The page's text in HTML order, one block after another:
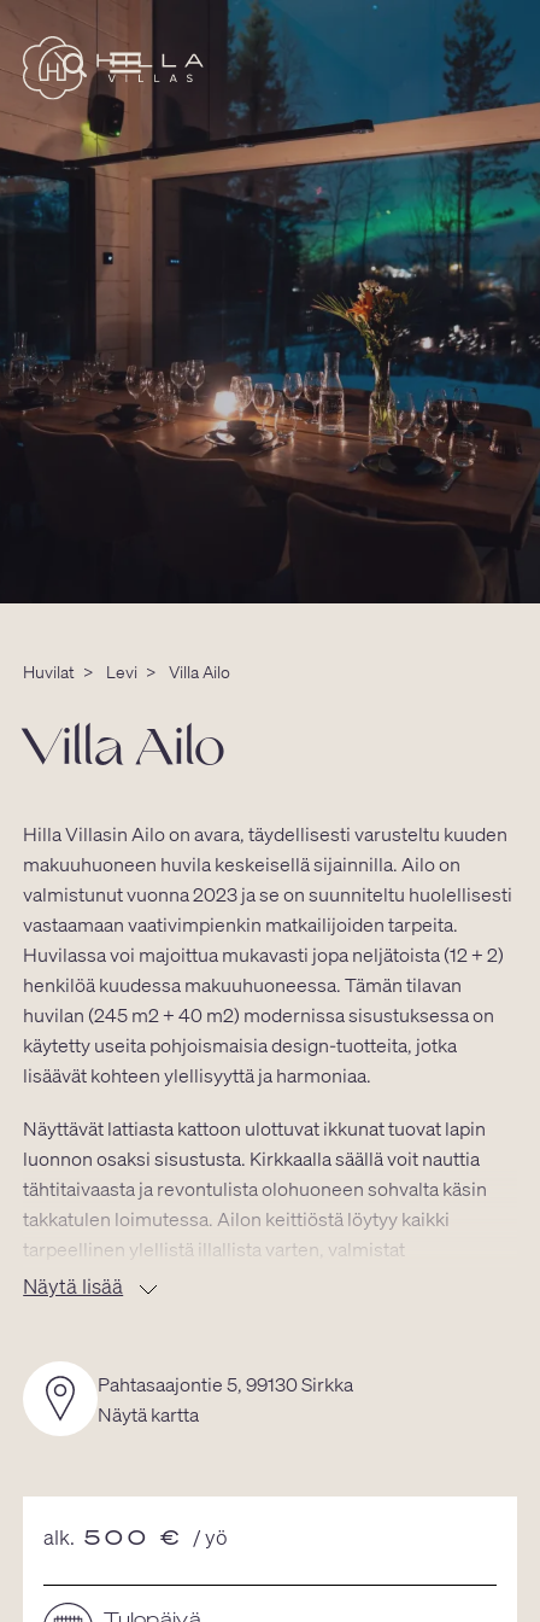
Huvilat > Levi > Villa Ailo
Villa Ailo
Hilla Villasin Ailo on avara, täydellisesti varusteltu kuuden
makuuhuoneen huvila keskeisellä sijainnilla. Ailo on
valmistunut vuonna 2023 ja se on suunniteltu huolellisesti
vastaamaan vaativimpienkin matkailijoiden tarpeita.
Huvilassa voi majoittua mukavasti jopa neljätoista (12 + 2)
henkilöä kuudessa makuuhuoneessa. Tämän tilavan
huvilan (245 m2 + 40 m2) modernissa sisustuksessa on
käytetty useita pohjoismaisia design-tuotteita, jotka
lisäävät kohteen ylellisyyttä ja harmoniaa.
Näyttävät lattiasta kattoon ulottuvat ikkunat tuovat lapin
luonnon osaksi sisustusta. Kirkkaalla säällä voit nauttia
tähtitaivaasta ja revontulista olohuoneen sohvalta käsin
takkatulen loimutessa. Ailon keittiöstä löytyy kaikki
tarpeellinen ylellistä illallista varten, valmistat
herkkuhetken sitten itse tai kokin avustuksella. Pitkä
Jokainen Ailon makuuhuoneista on varustettu laadukkailla
tyynyillä, peitoilla, sekä leveillä sängyillä. Viisi
yksityisyyttä hakevalle. Ailon vakiovarusteluun kuuluu
pyyhkeet.
Näytä lisää
Pahtasaajontie 5, 99130 Sirkka
Näytä kartta
alk. 500 € / yö